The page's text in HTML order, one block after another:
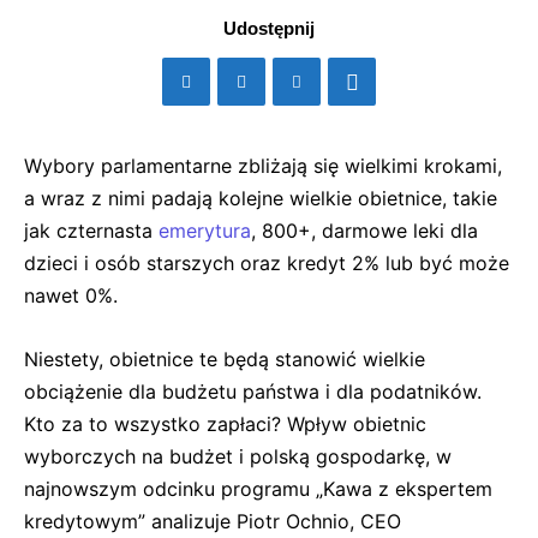
Udostępnij
Wybory parlamentarne zbliżają się wielkimi krokami,
a wraz z nimi padają kolejne wielkie obietnice, takie
jak czternasta emerytura, 800+, darmowe leki dla
dzieci i osób starszych oraz kredyt 2% lub być może
nawet 0%.
Niestety, obietnice te będą stanowić wielkie
obciążenie dla budżetu państwa i dla podatników.
Kto za to wszystko zapłaci? Wpływ obietnic
wyborczych na budżet i polską gospodarkę, w
najnowszym odcinku programu „Kawa z ekspertem
kredytowym” analizuje Piotr Ochnio, CEO